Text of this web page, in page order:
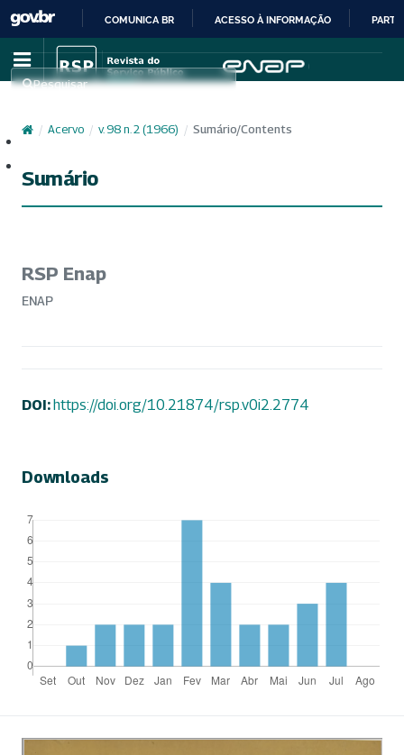
IR
PARA
CONTEÚDO
COMUNICA BR ACESSO À INFORMAÇÃO
Pesquisar
/ Acervo / v. 98 n. 2 (1966) / Sumário/Contents
Sumário
RSP Enap
ENAP
DOI:https://doi.org/10.21874/rsp.v0i2.2774
Downloads